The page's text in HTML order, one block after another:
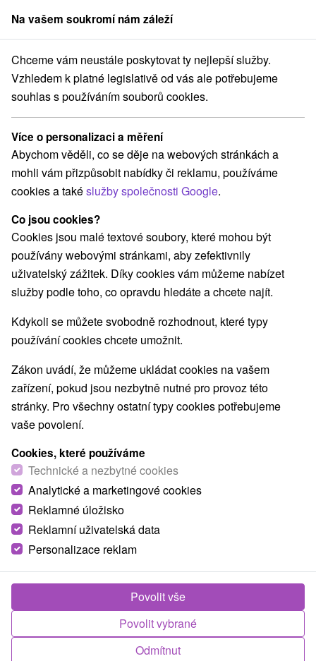
člen skupinySorger
Pobyty na Slovensku Podzimní pobyty Vtáčnik
Podzimní pobyty Vtáčnik
Kategorie
Všechny kategorie
Pobyty v akci(8)
Wellness pobyty(6) Víkendové pobyty(12)
Romantické pobyty
Rodinné pobyty(5)
Vyberte lokalitu nebo termín
Nejprodávanější
1.
Lázeňský pobyt KLASIK: Regenerační pobyt s
péčí lékaře
Lázně Bojnice
Od 6 Nocí
Plná Penze
Spojte odpočinek s odbornou péčí. Pobyt s plnou
penzí, lékařskými konzultacemi a léčebnými
procedurami denně.
Na vašem soukromí nám záleží
Chceme vám neustále poskytovat ty nejlepší služby.
Vzhledem k platné legislativě od vás ale potřebujeme
souhlas s používáním souborů cookies.
Více o personalizaci a měření
Abychom věděli, co se děje na webových stránkách a
mohli vám přizpůsobit nabídky či reklamu, používáme
cookies a takéslužby společnosti Google.
Co jsou cookies?
Cookies jsou malé textové soubory, které mohou být
používány webovými stránkami, aby zefektivnily
uživatelský zážitek. Díky cookies vám můžeme nabízet
služby podle toho, co opravdu hledáte a chcete najít.
Kdykoli se můžete svobodně rozhodnout, které typy
používání cookies chcete umožnit.
Zákon uvádí, že můžeme ukládat cookies na vašem
zařízení, pokud jsou nezbytně nutné pro provoz této
stránky. Pro všechny ostatní typy cookies potřebujeme
vaše povolení.
Cookies, které používáme
Technické a nezbytné cookies
Analytické a marketingové cookies
Reklamné úložisko
Reklamní uživatelská data
Personalizace reklam
Odmítnut
Povolit vybrané
Povolit vše